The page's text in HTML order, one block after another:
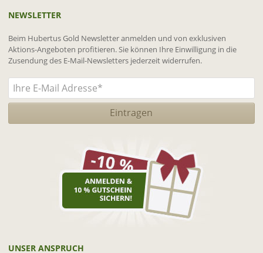
NEWSLETTER
Beim Hubertus Gold Newsletter anmelden und von exklusiven
Aktions-Angeboten profitieren. Sie können Ihre Einwilligung in die
Zusendung des E-Mail-Newsletters jederzeit widerrufen.
UNSER ANSPRUCH